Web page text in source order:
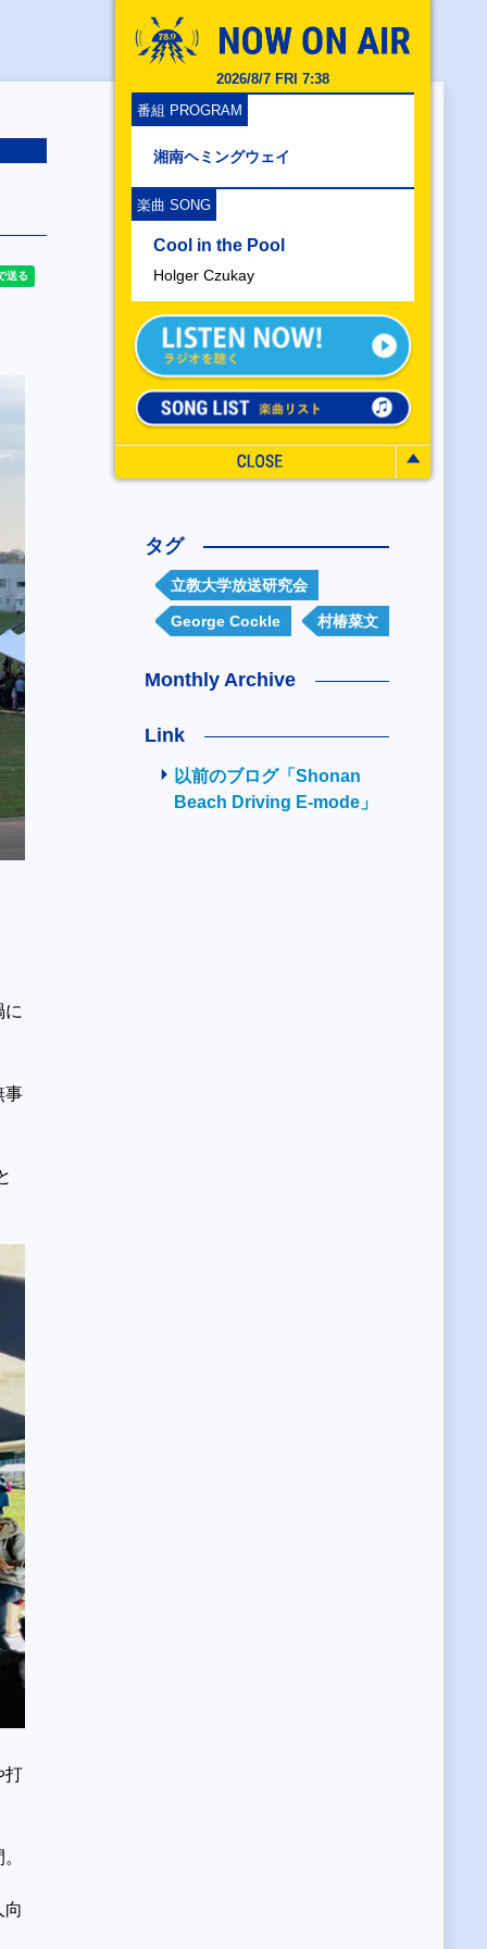
2026/8/7 FRI 7:38
番組 PROGRAM
湘南ヘミングウェイ
楽曲 SONG
Cool in the Pool
Holger Czukay
に
事
打
向
タグ
立教大学放送研究会
George Cockle 村椿菜文
Monthly Archive
Link
以前のブログ「Shonan
Beach Driving E-mode」